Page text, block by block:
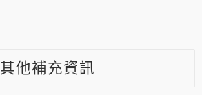
其他補充資訊